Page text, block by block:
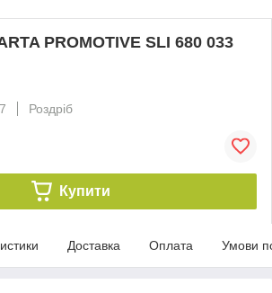
PROMOTIVE SLI 680 033
Роздріб
Купити
Доставка Оплата Умови